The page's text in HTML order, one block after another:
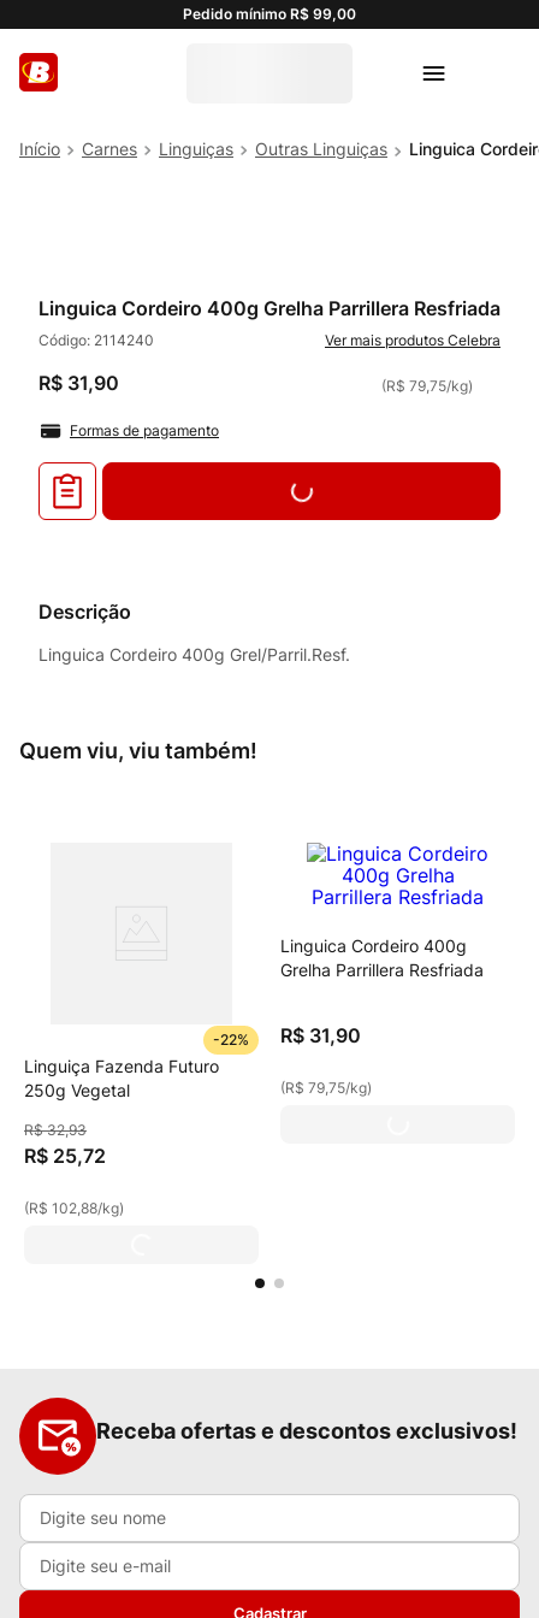
Pedido mínimo R$ 99,00
Carnes Linguiças Outras Linguiças Linguica
Linguica Cordeiro 400g Grelha Parrillera Resfriada
Código: 2114240 Celebra
R$ 31,90 (R$ 79,75/kg)
Formas de pagamento
Descrição
Linguica Cordeiro 400g Grel/Parril.Resf.
Quem viu, viu também!
-22%
Linguiça Fazenda Futuro
250g Vegetal
R$ 32,93
R$ 25,72
(R$ 102,88/kg)
Linguica Cordeiro 400g
Grelha Parrillera Resfriada
R$ 31,90
(R$ 79,75/kg)
Receba ofertas e descontos exclusivos!
Cadastrar